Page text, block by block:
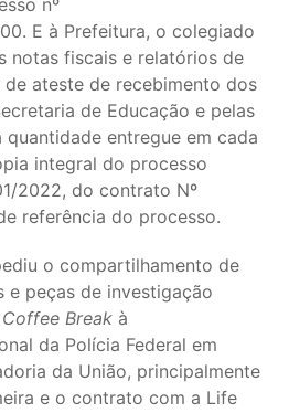
E à Prefeitura, o colegiado
notas fiscais e relatórios de
ateste de recebimento dos
de Educação e pelas
entregue em cada
integral do processo
2022, do contrato Nº
referência do processo.
o compartilhamento de
e peças de investigação
Coffee Break à
da Polícia Federal em
da União, principalmente
e o contrato com a Life